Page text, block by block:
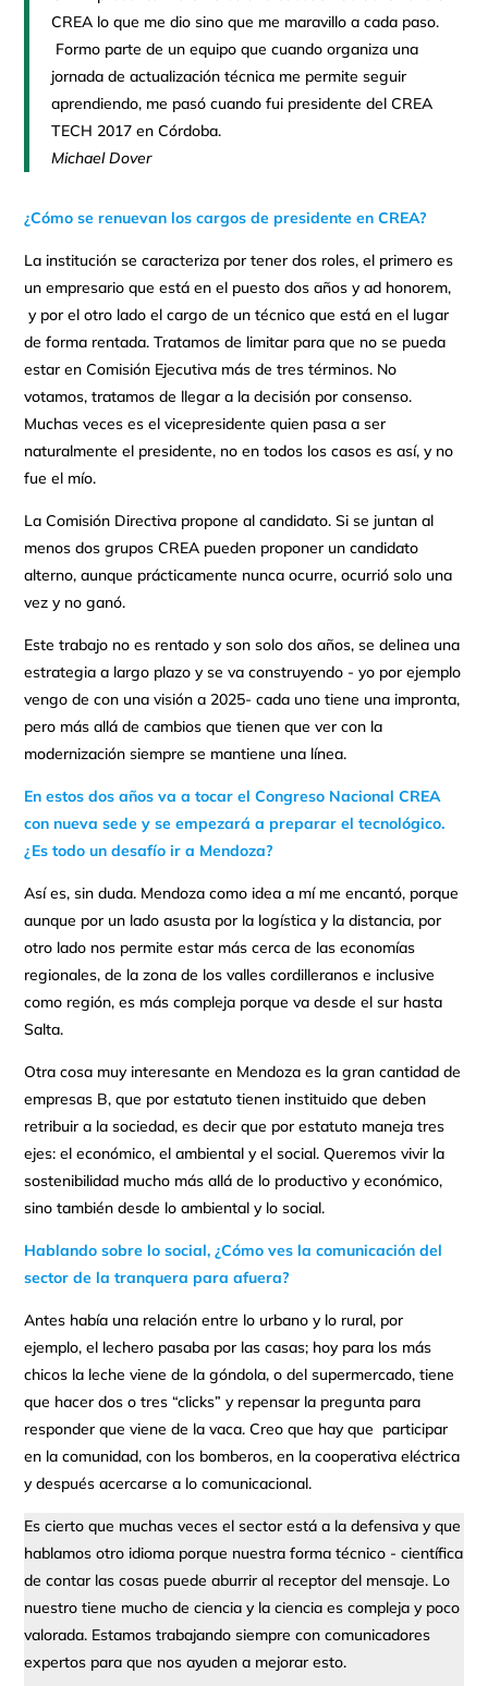
CREA lo que me dio sino que me maravillo a cada paso.
Formo parte de un equipo que cuando organiza una
jornada de actualización técnica me permite seguir
aprendiendo, me pasó cuando fui presidente del CREA
TECH 2017 en Córdoba.
Michael Dover
¿Cómo se renuevan los cargos de presidente en CREA?
La institución se caracteriza por tener dos roles, el primero es
un empresario que está en el puesto dos años y ad honorem,
y por el otro lado el cargo de un técnico que está en el lugar
de forma rentada. Tratamos de limitar para que no se pueda
estar en Comisión Ejecutiva más de tres términos. No
votamos, tratamos de llegar a la decisión por consenso.
Muchas veces es el vicepresidente quien pasa a ser
naturalmente el presidente, no en todos los casos es así, y no
fue el mío.
La Comisión Directiva propone al candidato. Si se juntan al
menos dos grupos CREA pueden proponer un candidato
alterno, aunque prácticamente nunca ocurre, ocurrió solo una
vez y no ganó.
Este trabajo no es rentado y son solo dos años, se delinea una
estrategia a largo plazo y se va construyendo - yo por ejemplo
vengo de con una visión a 2025- cada uno tiene una impronta,
pero más allá de cambios que tienen que ver con la
modernización siempre se mantiene una línea.
En estos dos años va a tocar el Congreso Nacional CREA
con nueva sede y se empezará a preparar el tecnológico.
¿Es todo un desafío ir a Mendoza?
Así es, sin duda. Mendoza como idea a mí me encantó, porque
aunque por un lado asusta por la logística y la distancia, por
otro lado nos permite estar más cerca de las economías
regionales, de la zona de los valles cordilleranos e inclusive
como región, es más compleja porque va desde el sur hasta
Salta.
Otra cosa muy interesante en Mendoza es la gran cantidad de
empresas B, que por estatuto tienen instituido que deben
retribuir a la sociedad, es decir que por estatuto maneja tres
ejes: el económico, el ambiental y el social. Queremos vivir la
sostenibilidad mucho más allá de lo productivo y económico,
sino también desde lo ambiental y lo social.
Hablando sobre lo social, ¿Cómo ves la comunicación del
sector de la tranquera para afuera?
Antes había una relación entre lo urbano y lo rural, por
ejemplo, el lechero pasaba por las casas; hoy para los más
chicos la leche viene de la góndola, o del supermercado, tiene
que hacer dos o tres “clicks” y repensar la pregunta para
responder que viene de la vaca. Creo que hay que participar
en la comunidad, con los bomberos, en la cooperativa eléctrica
y después acercarse a lo comunicacional.
Es cierto que muchas veces el sector está a la defensiva y que
hablamos otro idioma porque nuestra forma técnico - científica
de contar las cosas puede aburrir al receptor del mensaje. Lo
nuestro tiene mucho de ciencia y la ciencia es compleja y poco
valorada. Estamos trabajando siempre con comunicadores
expertos para que nos ayuden a mejorar esto.